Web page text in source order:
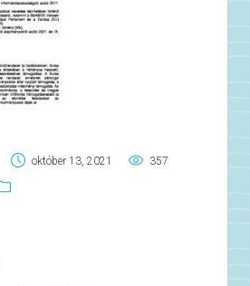
október 13, 2021 357